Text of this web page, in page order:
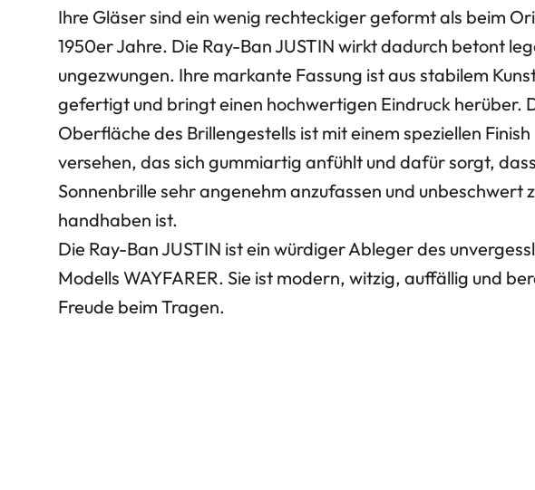
Ihre Gläser sind ein wenig rechteckiger geformt als beim
1950er Jahre. Die Ray-Ban JUSTIN wirkt dadurch betont
ungezwungen. Ihre markante Fassung ist aus stabilem
gefertigt und bringt einen hochwertigen Eindruck herüber.
Oberfläche des Brillengestells ist mit einem speziellen Finish
versehen, das sich gummiartig anfühlt und dafür sorgt,
Sonnenbrille sehr angenehm anzufassen und unbeschwert
handhaben ist.
Die Ray-Ban JUSTIN ist ein würdiger Ableger des
Modells WAYFARER. Sie ist modern, witzig, auffällig und
Freude beim Tragen.